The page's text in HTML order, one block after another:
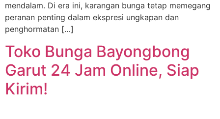
mendalam. Di era ini, karangan bunga tetap memegang
peranan penting dalam ekspresi ungkapan dan
penghormatan […]
Toko Bunga Bayongbong
Garut 24 Jam Online, Siap
Kirim!